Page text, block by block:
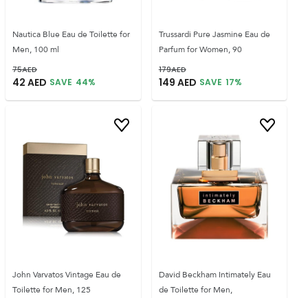
Nautica Blue Eau de Toilette for
Men, 100 ml
75AED
42 AED SAVE 44%
Trussardi Pure Jasmine Eau de
Parfum for Women, 90
179AED
149 AED SAVE 17%
John Varvatos Vintage Eau de
Toilette for Men, 125
David Beckham Intimately Eau
de Toilette for Men,